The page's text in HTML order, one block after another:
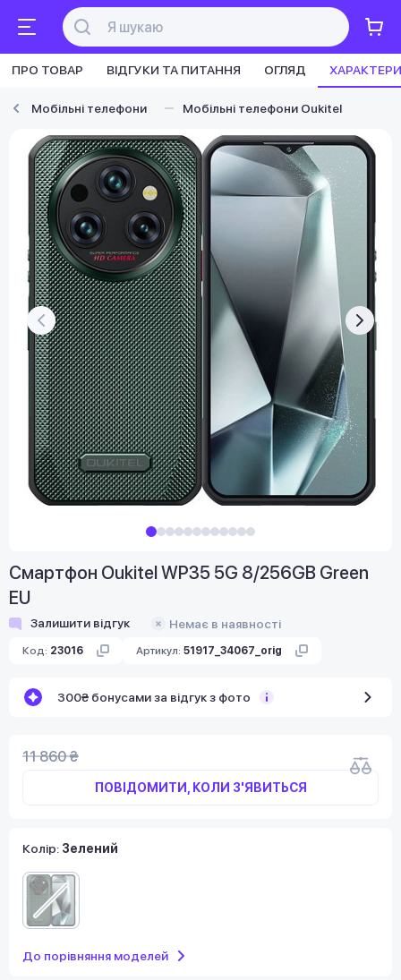
ПРО ТОВАР ВІДГУКИ ТА ПИТАННЯ ОГЛЯД
Мобільні телефони Мобільні телефони Oukitel
Смартфон Oukitel WP35 5G 8/256GB Green
EU
Залишити відгук Немає в наявності
Код: 23016 Артикул: 51917_34067_orig
300₴ бонусами за відгук з фото
11 860 ₴
ПОВІДОМИТИ, КОЛИ З'ЯВИТЬСЯ
Колір: Зелений
До порівняння моделей